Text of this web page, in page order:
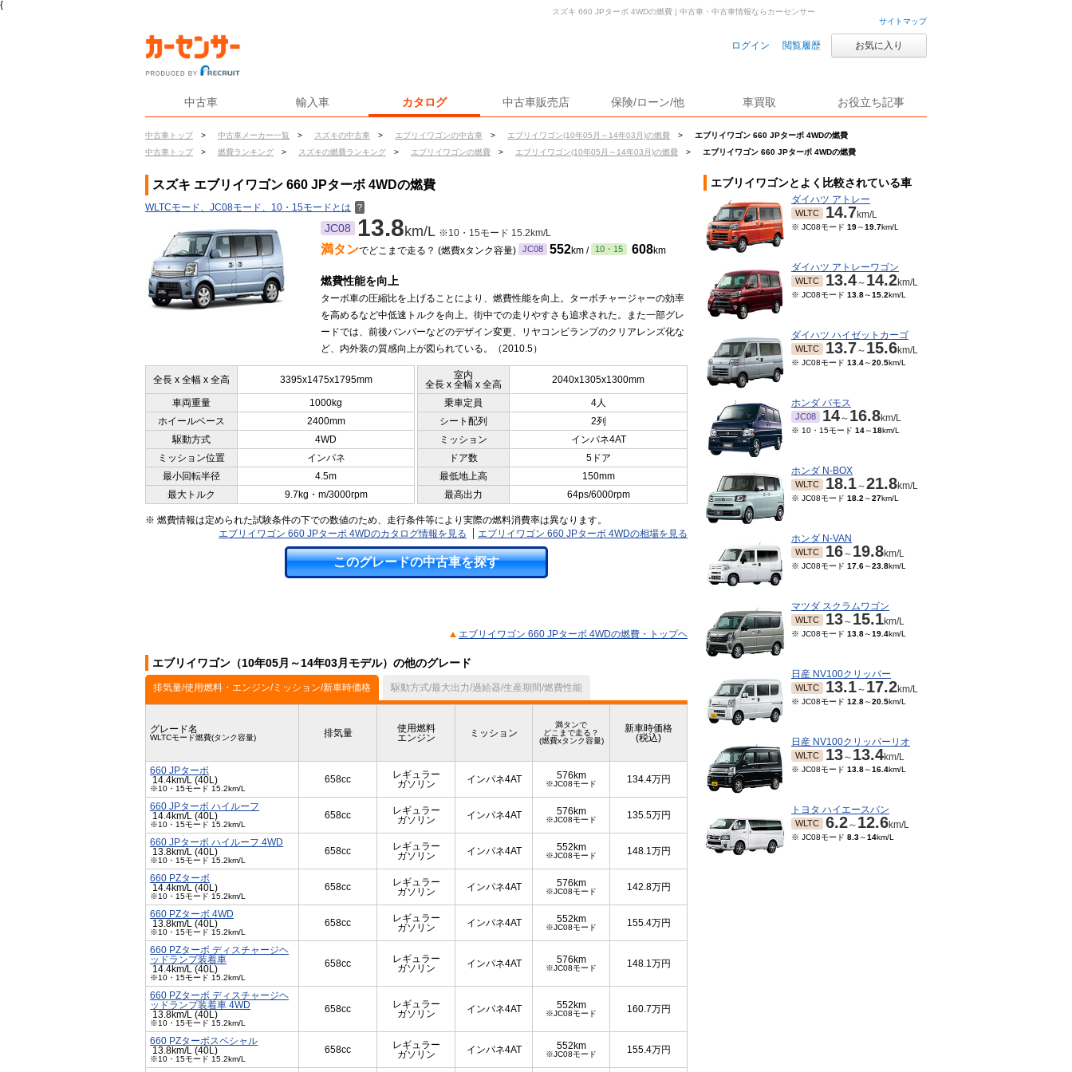
{
サイトマップ
ログイン 閲覧履歴 お気に入り
中古車 輸入車 カタログ 中古車販売店 保険/ローン/他 車買取 お役立ち記事
中古車トップ > 中古車メーカー一覧 > スズキの中古車 > エブリイワゴンの中古車 > エブリイワゴン(10年05月～14年03月)の燃費 >
エブリイワゴン 660 JPターボ 4WDの燃費
中古車トップ
> 燃費ランキング > スズキの燃費ランキング > エブリイワゴンの燃費 > エブリイワゴン(10年05月～14年03月)の燃費 > エブリイワゴン 660 JPターボ 4WDの燃費
スズキ 660 JPターボ 4WDの燃費 | 中古車・中古車情報ならカーセンサー
スズキ エブリイワゴン 660 JPターボ 4WDの燃費
WLTCモード、JC08モード、10・15モードとは ？
JC08 13.8km/L ※10・15モード 15.2km/L
満タンでどこまで走る？ (燃費xタンク容量) JC08 552km / 10・15 608km
燃費性能を向上
ターボ車の圧縮比を上げることにより、燃費性能を向上。ターボチャージャーの効率
を高めるなど中低速トルクを向上。街中での走りやすさも追求された。また一部グレ
ードでは、前後バンパーなどのデザイン変更、リヤコンビランプのクリアレンズ化な
ど、内外装の質感向上が図られている。（2010.5）
全長 x 全幅 x 全高 3395x1475x1795mm
室内
全長 x 全幅 x 全高
2040x1305x1300mm
車両重量 1000kg 乗車定員
4人
ホイールベース
2400mm シート配列
2列
駆動方式
4WD ミッション
インパネ4AT
ミッション位置
インパネ ドア数
5ドア
最小回転半径
4.5m 最低地上高
150mm
最大トルク
9.7kg・m/3000rpm 最高出力 64ps/6000rpm
※ 燃費情報は定められた試験条件の下での数値のため、走行条件等により実際の燃料消費率は異なります。
エブリイワゴン 660 JPターボ 4WDのカタログ情報を見る
エブリイワゴン 660 JPターボ 4WDの相場を見る
このグレードの中古車を探す
エブリイワゴン 660 JPターボ 4WDの燃費・トップヘ
エブリイワゴン（10年05月～14年03月モデル）の他のグレード
排気量/使用燃料・エンジン/ミッション/新車時価格 駆動方式/最大出力/過給器/生産期間/燃費性能
グレード名
WLTCモード燃費(タンク容量) 排気量
使用燃料
エンジン
ミッション
満タンで
どこまで走る？
(燃費xタンク容量)
新車時価格
(税込)
660 JPターボ
14.4km/L (40L)
※10・15モード 15.2km/L
658cc
レギュラー
ガソリン
インパネ4AT 576km
※JC08モード 134.4万円
660 JPターボ ハイルーフ
14.4km/L (40L)
※10・15モード 15.2km/L
658cc
レギュラー
ガソリン
インパネ4AT 576km
※JC08モード 135.5万円
660 JPターボ ハイルーフ 4WD
13.8km/L (40L)
※10・15モード 15.2km/L
658cc
レギュラー
ガソリン
インパネ4AT 552km
※JC08モード 148.1万円
660 PZターボ
14.4km/L (40L)
※10・15モード 15.2km/L
658cc
レギュラー
ガソリン
インパネ4AT 576km
※JC08モード 142.8万円
660 PZターボ 4WD
13.8km/L (40L)
※10・15モード 15.2km/L
658cc
レギュラー
ガソリン
インパネ4AT 552km
※JC08モード 155.4万円
660 PZターボ ディスチャージヘ
ッドランプ装着車
14.4km/L (40L)
※10・15モード 15.2km/L
658cc
レギュラー
ガソリン
インパネ4AT 576km
※JC08モード 148.1万円
660 PZターボ ディスチャージヘ
ッドランプ装着車 4WD
13.8km/L (40L)
※10・15モード 15.2km/L
658cc
レギュラー
ガソリン
インパネ4AT 552km
※JC08モード 160.7万円
660 PZターボスペシャル
13.8km/L (40L)
※10・15モード 15.2km/L
658cc
レギュラー
ガソリン
インパネ4AT 552km
※JC08モード 155.4万円
エブリイワゴンとよく比較されている車
ダイハツ アトレー
WLTC 14.7km/L
※ JC08モード 19～19.7km/L
ダイハツ アトレーワゴン
WLTC 13.4～ 14.2km/L
※ JC08モード 13.8～15.2km/L
ダイハツ ハイゼットカーゴ
WLTC 13.7～ 15.6km/L
※ JC08モード 13.4～20.5km/L
ホンダ バモス
JC08 14～ 16.8km/L
※ 10・15モード 14～18km/L
ホンダ N-BOX
WLTC 18.1～21.8km/L
※ JC08モード 18.2 ～27km/L
ホンダ N-VAN
WLTC 16～ 19.8km/L
※ JC08モード 17.6～23.8km/L
マツダ スクラムワゴン
WLTC 13～ 15.1km/L
※ JC08モード 13.8～19.4km/L
日産 NV100クリッパー
WLTC 13.1～ 17.2km/L
※ JC08モード 12.8～20.5km/L
日産 NV100クリッパーリオ
WLTC 13～ 13.4km/L
※ JC08モード 13.8～16.4km/L
トヨタ ハイエースバン
WLTC 6.2～ 12.6km/L
※ JC08モード 8.3～14km/L